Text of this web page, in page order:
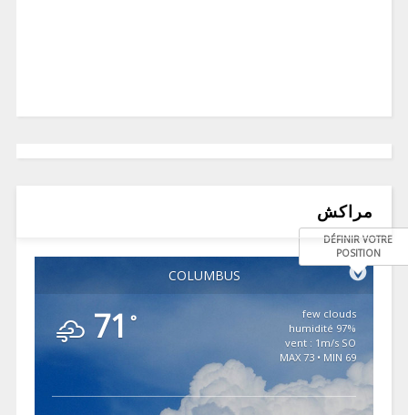
مراكش
COLUMBUS
DÉFINIR VOTRE
POSITION
71 °
few clouds
97% humidité
vent : 1m/s SO
MAX 73 • MIN 69